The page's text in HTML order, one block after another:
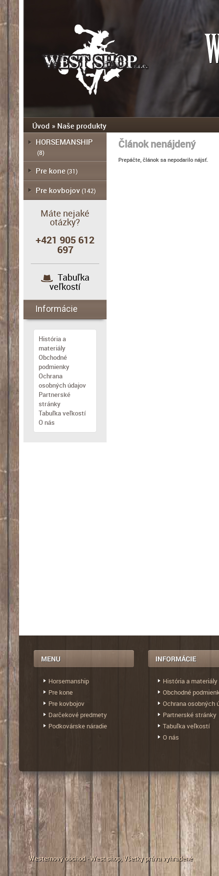
Úvod » Naše produkty
Článok nenájdený
Prepáčte, článok sa nepodarilo nájsť.
HORSEMANSHIP
(8)
Pre kone(31)
Pre kovbojov(142)
Máte nejaké
otázky?
+421 905 612
697
Tabuľka
veľkostí
Informácie
História a
materiály
Obchodné
podmienky
Ochrana
osobných údajov
Partnerské
stránky
Tabuľka veľkostí
O nás
Horsemanship
Pre kone
Pre kovbojov
Darčekové predmety
Podkovárske náradie
História a materiály
Obchodné
Ochrana osobných
Partnerské stránky
Tabuľka veľkostí
O nás
Westernový obchod - West shop, Všetky práva vyhradené